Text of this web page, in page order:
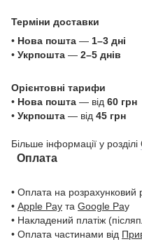
Терміни доставки
• Нова пошта — 1–3 дні
• Укрпошта — 2–5 днів
Орієнтовні тарифи
• Нова пошта — від 60 грн
• Укрпошта — від 45 грн
Більше інформації у розділі
Оплата
• Оплата на розрахунковий
• Apple Pay та Google Pay
• Накладений платіж
• Оплата частинами від